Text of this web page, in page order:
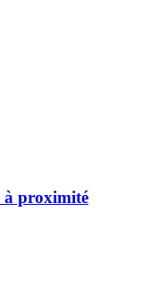
à proximité